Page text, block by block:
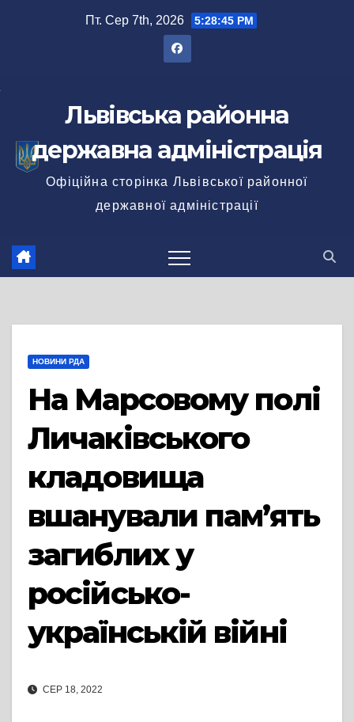
Пт. Сер 7th, 2026 5:28:45 PM
Львівська районна
державна адміністрація
Офіційна сторінка Львівської районної
державної адміністрації
НОВИНИ РДА
На Марсовому полі
Личаківського
кладовища
вшанували пам’ять
загиблих у
російсько-
українській війні
СЕР 18, 2022